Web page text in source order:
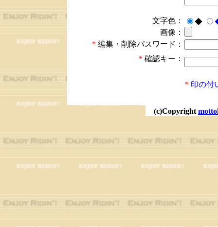
文字色： ◆
画像：
* 編集・削除パスワード：
* 確認キー：
* 印の付
(c)Copyright